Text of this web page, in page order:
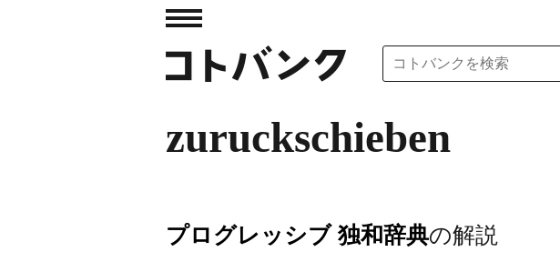
zuruckschieben
プログレッシブ 独和辞典の解説